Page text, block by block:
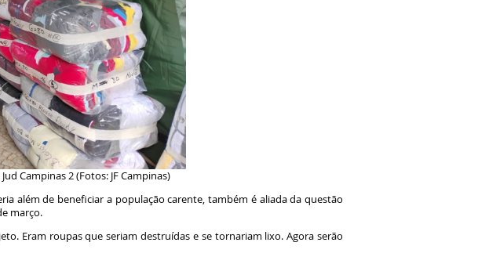
Campinas 2 (Fotos: JF Campinas)
além de beneficiar a população carente, também é aliada da questão
março.
Eram roupas que seriam destruídas e se tornariam lixo. Agora serão